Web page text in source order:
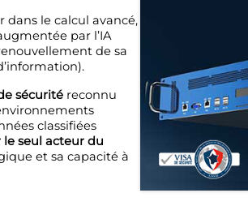
dans le calcul avancé,
par l’IA
de sa
sécurité reconnu
classifiées
le seul acteur du
et sa capacité à